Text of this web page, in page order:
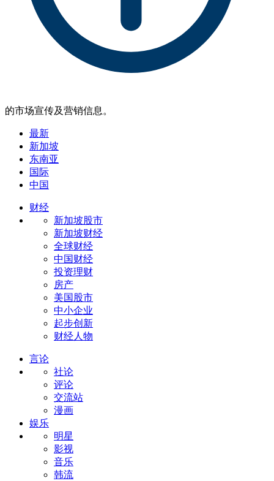
的市场宣传及营销信息。
最新
新加坡
东南亚
国际
中国
财经
新加坡股市
新加坡财经
全球财经
中国财经
投资理财
房产
美国股市
中小企业
起步创新
财经人物
言论
社论
评论
交流站
漫画
娱乐
明星
影视
音乐
韩流